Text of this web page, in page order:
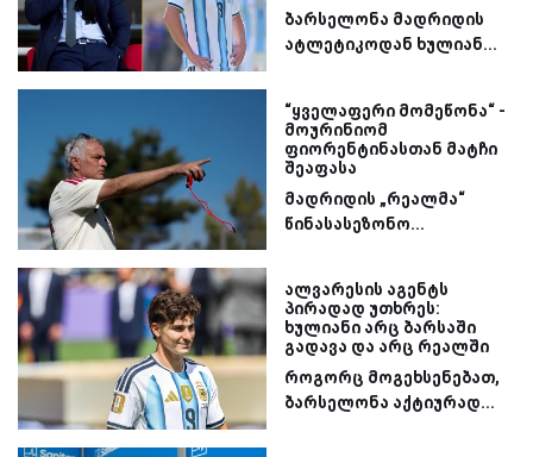
ბარსელონა მადრიდის
ატლეტიკოდან ხულიან...
“ყველაფერი მომეწონა“ -
მოურინიომ
ფიორენტინასთან მატჩი
შეაფასა
მადრიდის „რეალმა“
წინასასეზონო...
ალვარესის აგენტს
პირადად უთხრეს:
ხულიანი არც ბარსაში
გადავა და არც რეალში
როგორც მოგეხსენებათ,
ბარსელონა აქტიურად...